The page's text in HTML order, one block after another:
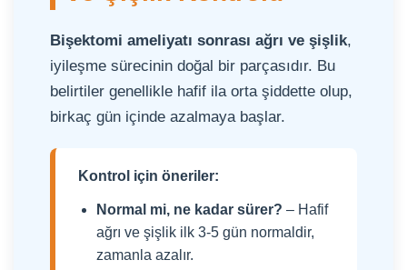
Bişektomi ameliyatı sonrası ağrı ve şişlik,
iyileşme sürecinin doğal bir parçasıdır. Bu
belirtiler genellikle hafif ila orta şiddette olup,
birkaç gün içinde azalmaya başlar.
Kontrol için öneriler:
Normal mi, ne kadar sürer? – Hafif
ağrı ve şişlik ilk 3-5 gün normaldir,
zamanla azalır.